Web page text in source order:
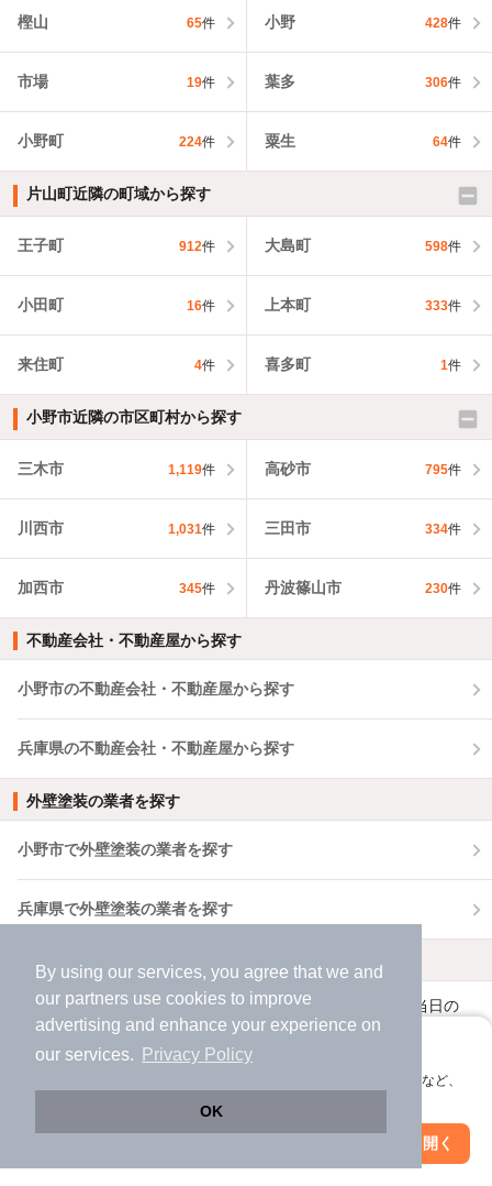
By using our services, you agree that we and
our partners use cookies to improve
advertising and enhance your experience on
our services.
Privacy Policy
OK
アプリに切り替えて、サクサクお部屋探し
会員登録なしですぐ使える。マップ検索やお気に入り保存など、
アプリを開く
樫山 65件 小野 428件
市場 19件 葉多 306件
小野町 224件 粟生 64件
片山町近隣の町域から探す
王子町 912件 大島町 598件
小田町 16件 上本町 333件
来住町 4件 喜多町 1件
小野市近隣の市区町村から探す
三木市 1,119件 高砂市 795件
川西市 1,031件 三田市 334件
加西市 345件 丹波篠山市 230件
不動産会社・不動産屋から探す
小野市の不動産会社・不動産屋から探す
兵庫県の不動産会社・不動産屋から探す
外壁塗装の業者を探す
小野市で外壁塗装の業者を探す
兵庫県で外壁塗装の業者を探す
絞り込み条件を変更
おうち時間を豊かにするヒント
結婚挨拶の準備まとめ！服装や手土産、当日の
流れ、挨拶の言葉、お礼状など全解説
2024年03月27日
ベランダとは？バルコニーやテラスとの違い、
オシャレな活用術、禁止事項を解説